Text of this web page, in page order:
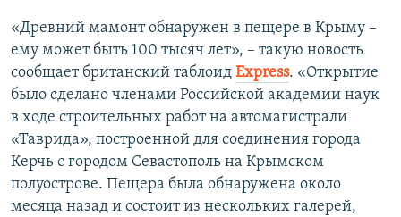
«Древний мамонт обнаружен в пещере в Крыму –
ему может быть 100 тысяч лет», – такую новость
сообщает британский таблоид Еxpress. «Открытие
было сделано членами Российской академии наук
в ходе строительных работ на автомагистрали
«Таврида», построенной для соединения города
Керчь с городом Севастополь на Крымском
полуострове. Пещера была обнаружена около
месяца назад и состоит из нескольких галерей,